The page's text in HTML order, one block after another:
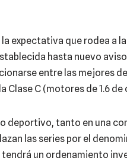
expectativa que rodea a
hasta nuevo
entre las mejores
C (motores de 1.6 de
deportivo, tanto en una
las series por el
tendrá un ordenamiento